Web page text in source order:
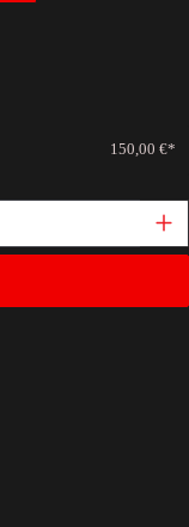
150,00 €*